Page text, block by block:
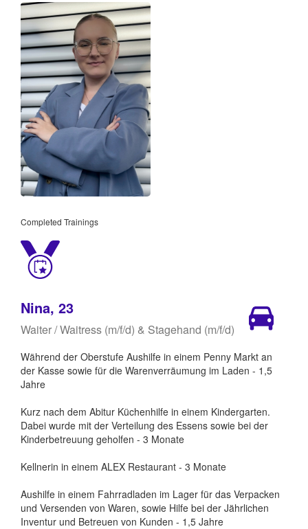
Completed Trainings
Nina, 23
Waiter / Waitress (m/f/d) & Stagehand (m/f/d)
Während der Oberstufe Aushilfe in einem Penny Markt an
der Kasse sowie für die Warenverräumung im Laden - 1,5
Jahre
Kurz nach dem Abitur Küchenhilfe in einem Kindergarten.
Dabei wurde mit der Verteilung des Essens sowie bei der
Kinderbetreuung geholfen - 3 Monate
Kellnerin in einem ALEX Restaurant - 3 Monate
Aushilfe in einem Fahrradladen im Lager für das Verpacken
und Versenden von Waren, sowie Hilfe bei der Jährlichen
Inventur und Betreuen von Kunden - 1,5 Jahre